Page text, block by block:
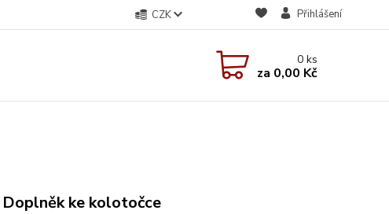
CZK Přihlášení
0ks
za 0,00 Kč
Doplněk ke kolotočce